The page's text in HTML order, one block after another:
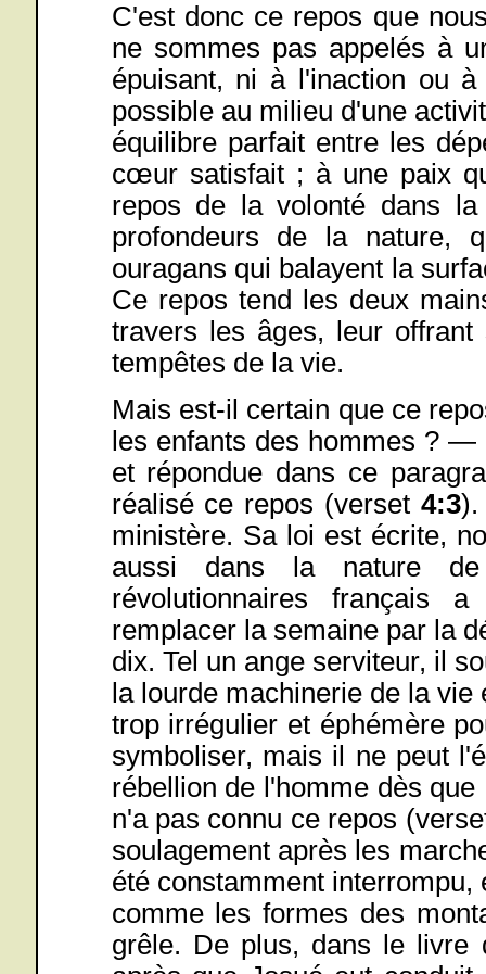
C'est donc ce repos que
ne sommes pas appelés à
épuisant, ni à l'inaction ou
possible au milieu d'une
équilibre parfait entre les
cœur satisfait ; à une paix
repos de la volonté dans
profondeurs de la nature,
ouragans qui balayent la
Ce repos tend les deux
travers les âges, leur
tempêtes de la vie.
Mais est-il certain que ce
les enfants des hommes ? —
et répondue dans ce
réalisé ce repos (verset4:3).
ministère. Sa loi est écrite,
aussi dans la nature
révolutionnaires français
remplacer la semaine par la
dix. Tel un ange serviteur, il
la lourde machinerie de la
trop irrégulier et éphémère
symboliser, mais il ne peut
rébellion de l'homme dès
n'a pas connu ce repos
soulagement après les
été constamment
comme les formes des
grêle. De plus, dans le livre